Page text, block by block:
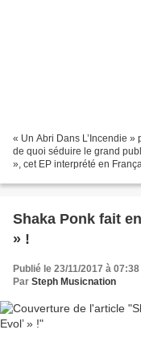
« Un Abri Dans L’Incendie
de quoi séduire le grand
», cet EP interprété en
Shaka Ponk fait
» !
Publié le 23/11/2017 à 07:38
Par Steph Musicnation